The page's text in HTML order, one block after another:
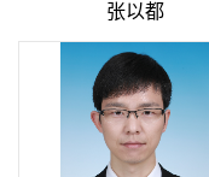
张以都